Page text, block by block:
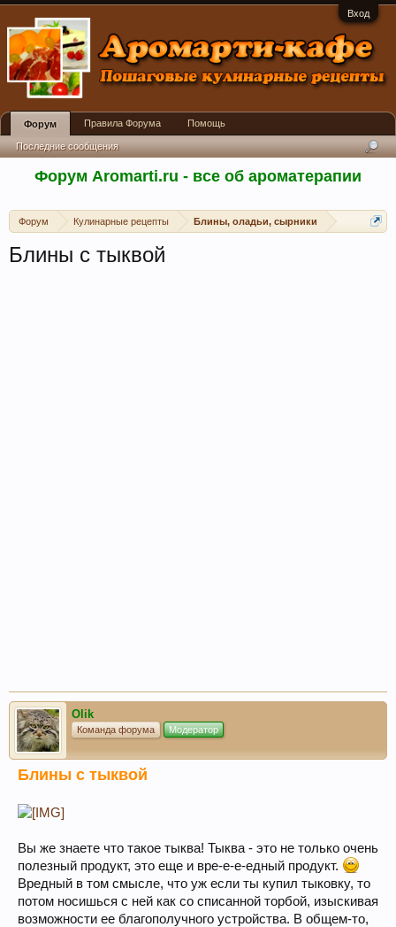
Вход
Форум Aromarti.ru - все об ароматерапии
Форум Кулинарные рецепты Блины, оладьи, сырники
Блины с тыквой
Olik
Команда форума Модератор
Блины с тыквой
Вы же знаете что такое тыква! Тыква - это не только очень
полезный продукт, это еще и вре-е-е-едный продукт.
Вредный в том смысле, что уж если ты купил тыковку, то
потом носишься с ней как со списанной торбой, изыскивая
возможности ее благополучного устройства. В общем-то,
Форум
Последние сообщения
Правила Форума Помощь